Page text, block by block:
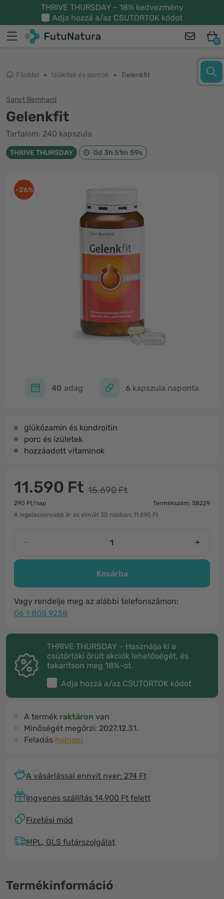
THRIVE THURSDAY – 18% kedvezmény
Adja hozzá a/az CSUTORTOK kódot
0
Főoldal Ízületek és porcok Gelenkfit
Sanct Bernhard
Gelenkfit
Tartalom: 240 kapszula
THRIVE THURSDAY 0d 3h 51m 59s
-26%
40 adag 6kapszula naponta
glükózamin és kondroitin
porc és ízületek
hozzáadott vitaminok
11.590 Ft 15.690 Ft
290 Ft/nap
Termékszám: SB229
A legalacsonyabb ár az elmúlt 30 napban: 11.590 Ft
- +
Kosárba
Vagy rendelje meg az alábbi telefonszámon:
06 1 808 9238
THRIVE THURSDAY – Használja ki a
csütörtöki őrült akciók lehetőségét, és
takarítson meg 18%-ot.
Adja hozzá a/az CSUTORTOK kódot
A termék raktáron van
Minőségét megőrzi: 2027.12.31.
Feladás holnap!
A vásárlással ennyit nyer: 274 Ft
Ingyenes szállítás 14.900 Ft felett
Fizetési mód
MPL, GLS futárszolgálat
Termékinformáció